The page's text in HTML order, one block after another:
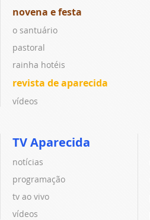
novena e festa
o santuário
pastoral
rainha hotéis
revista de aparecida
vídeos
TV Aparecida
notícias
programação
tv ao vivo
vídeos